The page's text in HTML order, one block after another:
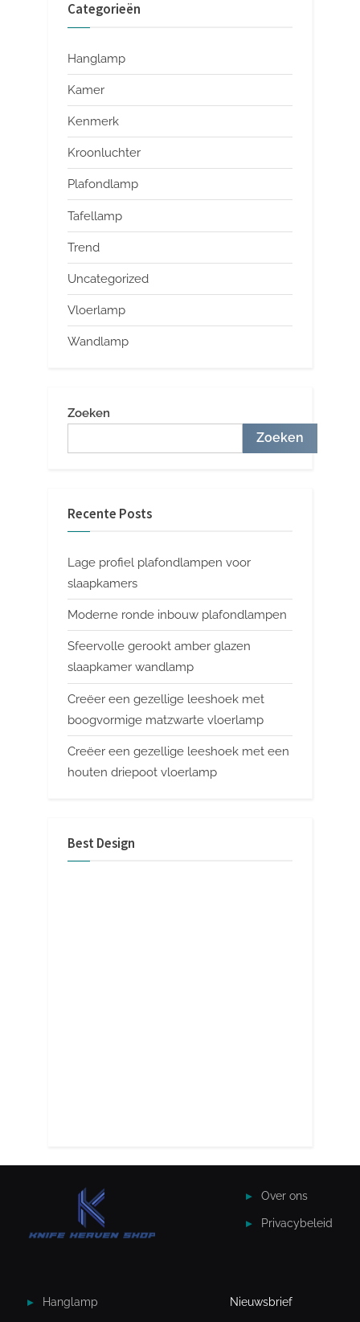
Categorieën
Hanglamp
Kamer
Kenmerk
Kroonluchter
Plafondlamp
Tafellamp
Trend
Uncategorized
Vloerlamp
Wandlamp
Zoeken
Zoeken
Recente Posts
Lage profiel plafondlampen voor
slaapkamers
Moderne ronde inbouw plafondlampen
Sfeervolle gerookt amber glazen
slaapkamer wandlamp
Creëer een gezellige leeshoek met
boogvormige matzwarte vloerlamp
Creëer een gezellige leeshoek met een
houten driepoot vloerlamp
Best Design
Over ons
Privacybeleid
Hanglamp Nieuwsbrief